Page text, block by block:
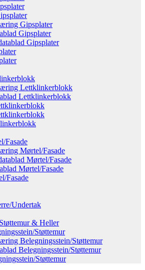
Gipsplater
Gipsplater
Gipsplater
Lettklinkerblokk
Lettklinkerblokk
Fasade
Mørtel/Fasade
Mørtel/Fasade
Mørtel/Fasade
Fasade
Undertak
& Heller
Støttemur
Belegningsstein/Støttemur
Belegningsstein/Støttemur
Støttemur